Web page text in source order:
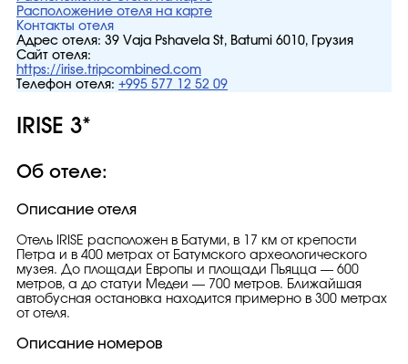
Расположение отеля на карте
Контакты отеля
Адрес отеля: 39 Vaja Pshavela St, Batumi 6010, Грузия
Сайт отеля:
https://irise.tripcombined.com
Телефон отеля: +995 577 12 52 09
IRISE 3*
Об отеле:
Описание отеля
Отель IRISE расположен в Батуми, в 17 км от крепости
Петра и в 400 метрах от Батумского археологического
музея. До площади Европы и площади Пьяцца — 600
метров, а до статуи Медеи — 700 метров. Ближайшая
автобусная остановка находится примерно в 300 метрах
от отеля.
Описание номеров